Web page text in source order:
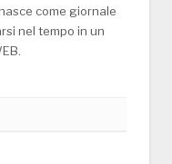
come giornale
nel tempo in un